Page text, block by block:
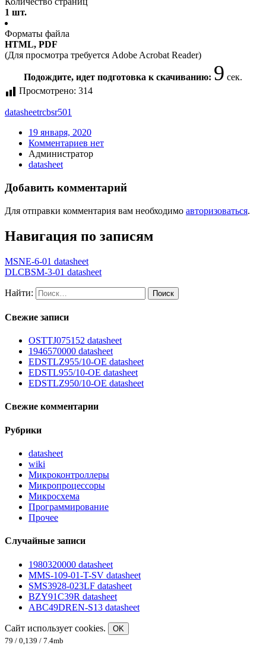
1 шт.
Форматы файла
HTML, PDF
(Для просмотра требуется Adobe Acrobat Reader)
Подождите, идет подготовка к скачиванию: 9 сек.
Просмотрено: 314
datasheetrcbsr501
19 января, 2020
Комментариев нет
Администратор
datasheet
Добавить комментарий
Для отправки комментария вам необходимо авторизоваться.
Навигация по записям
MSNE-6-01 datasheet
DLCBSM-3-01 datasheet
Найти:
Свежие записи
OSTTJ075152 datasheet
1946570000 datasheet
EDSTLZ955/10-OE datasheet
EDSTL955/10-OE datasheet
EDSTLZ950/10-OE datasheet
Свежие комментарии
Рубрики
datasheet
wiki
Микроконтроллеры
Микропроцессоры
Микросхема
Программирование
Прочее
Случайные записи
1980320000 datasheet
MMS-109-01-T-SV datasheet
SMS3928-023LF datasheet
BZY91C39R datasheet
ABC49DREN-S13 datasheet
Сайт использует cookies.
OK
79 / 0,139 / 7.4mb